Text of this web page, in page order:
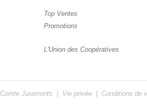
Top Ventes
Promotions
L'Union des Coopératives
Comte Juramonts Vie privée Conditions de